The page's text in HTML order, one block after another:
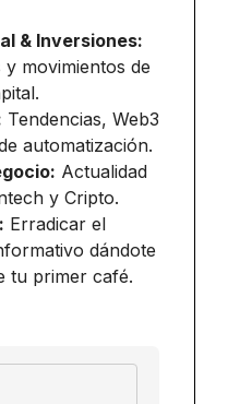
& Inversiones:
movimientos de
Tendencias, Web3
automatización.
Actualidad
y Cripto.
Erradicar el
dándote
tu primer café.